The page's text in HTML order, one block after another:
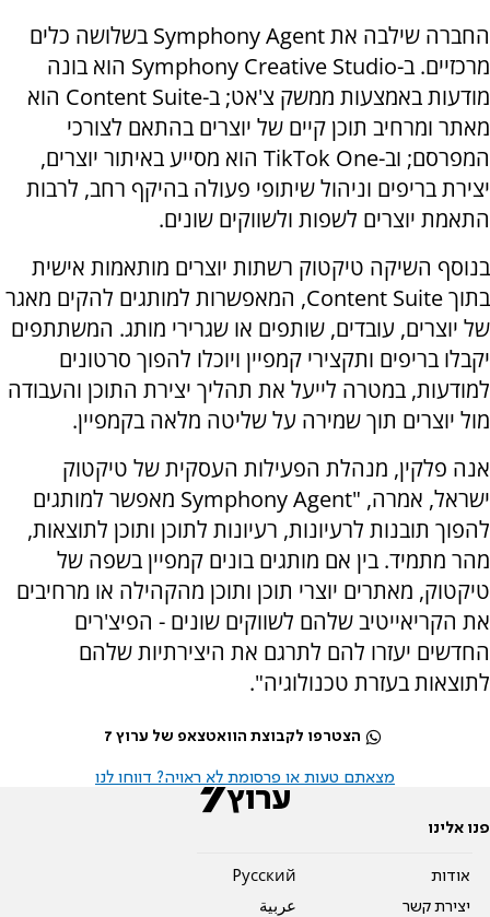
החברה שילבה את Symphony Agent בשלושה כלים
מרכזיים. ב-Symphony Creative Studio הוא בונה
מודעות באמצעות ממשק צ'אט; ב-Content Suite הוא
מאתר ומרחיב תוכן קיים של יוצרים בהתאם לצורכי
המפרסם; וב-TikTok One הוא מסייע באיתור יוצרים,
יצירת בריפים וניהול שיתופי פעולה בהיקף רחב, לרבות
התאמת יוצרים לשפות ולשווקים שונים.
בנוסף השיקה טיקטוק רשתות יוצרים מותאמות אישית
בתוך Content Suite, המאפשרות למותגים להקים מאגר
של יוצרים, עובדים, שותפים או שגרירי מותג. המשתתפים
יקבלו בריפים ותקצירי קמפיין ויוכלו להפוך סרטונים
למודעות, במטרה לייעל את תהליך יצירת התוכן והעבודה
מול יוצרים תוך שמירה על שליטה מלאה בקמפיין.
אנה פלקין, מנהלת הפעילות העסקית של טיקטוק
ישראל, אמרה, "Symphony Agent מאפשר למותגים
להפוך תובנות לרעיונות, רעיונות לתוכן ותוכן לתוצאות,
מהר מתמיד. בין אם מותגים בונים קמפיין בשפה של
טיקטוק, מאתרים יוצרי תוכן ותוכן מהקהילה או מרחיבים
את הקריאייטיב שלהם לשווקים שונים - הפיצ'רים
החדשים יעזרו להם לתרגם את היצירתיות שלהם
לתוצאות בעזרת טכנולוגיה".
הצטרפו לקבוצת הוואטצאפ של ערוץ 7
מצאתם טעות או פרסומת לא ראויה? דווחו לנו
פנו אלינו
אודות
יצירת קשר
Pусский
عربية